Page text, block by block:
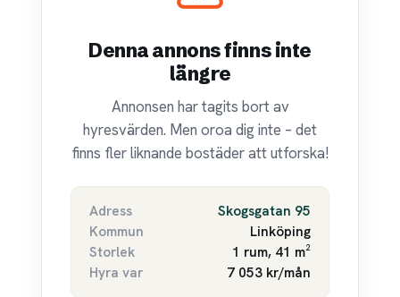
Denna annons finns inte
längre
Annonsen har tagits bort av
hyresvärden. Men oroa dig inte – det
finns fler liknande bostäder att utforska!
Adress
Skogsgatan 95
Kommun
Linköping
Storlek
1 rum, 41 m²
Hyra var
7 053 kr/mån